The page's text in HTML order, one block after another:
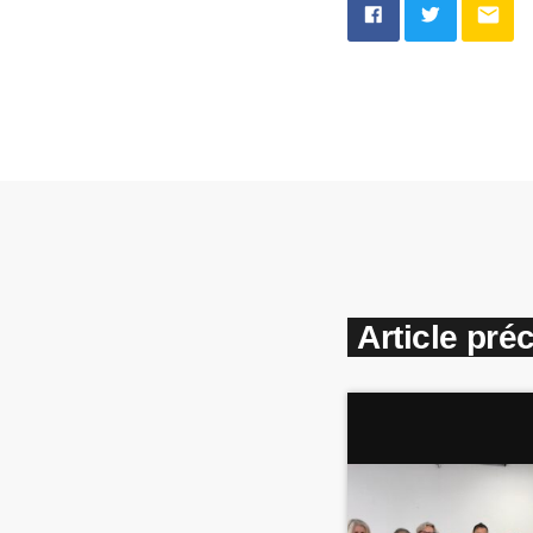
email
Article